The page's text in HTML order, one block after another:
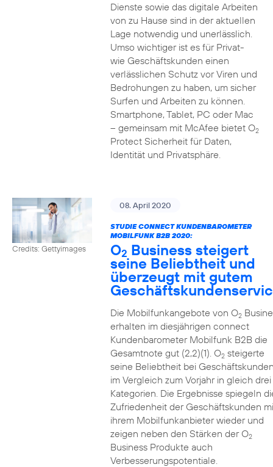
Dienste sowie das digitale Arbeiten
von zu Hause sind in der aktuellen
Lage notwendig und unerlässlich.
Umso wichtiger ist es für Privat-
wie Geschäftskunden einen
verlässlichen Schutz vor Viren und
Bedrohungen zu haben, um sicher
Surfen und Arbeiten zu können.
Smartphone, Tablet, PC oder Mac
– gemeinsam mit McAfee bietet O2
Protect Sicherheit für Daten,
Identität und Privatsphäre.
Credits: Gettyimages
08. April 2020
STUDIE CONNECT KUNDENBAROMETER
MOBILFUNK B2B 2020:
O2 Business steigert
seine Beliebtheit und
überzeugt mit gutem
Die Mobilfunkangebote von O2
erhalten im diesjährigen connect
Kundenbarometer Mobilfunk B2B die
Gesamtnote gut (2,2)(1). O2steigerte
seine Beliebtheit bei
im Vergleich zum Vorjahr in gleich drei
Kategorien. Die Ergebnisse spiegeln
Zufriedenheit der Geschäftskunden
ihrem Mobilfunkanbieter wieder und
zeigen neben den Stärken der O2
Business Produkte auch
Verbesserungspotentiale.